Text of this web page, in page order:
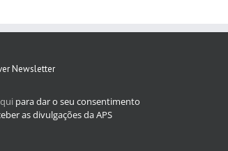
Newsletter
para dar o seu consentimento
as divulgações da APS